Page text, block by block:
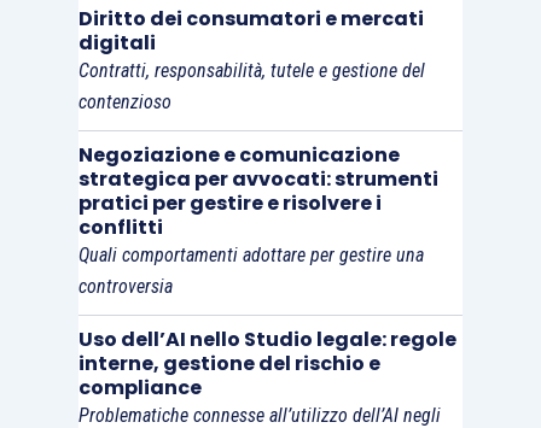
Diritto dei consumatori e mercati
digitali
Contratti, responsabilità, tutele e gestione del
contenzioso
Negoziazione e comunicazione
strategica per avvocati: strumenti
pratici per gestire e risolvere i
conflitti
Quali comportamenti adottare per gestire una
controversia
Uso dell’AI nello Studio legale: regole
interne, gestione del rischio e
compliance
Problematiche connesse all’utilizzo dell’AI negli